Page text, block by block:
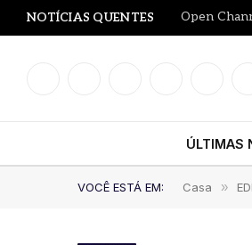
NOTÍCIAS QUENTES Open
ÚLTIMAS
VOCÊ ESTÁ EM: Casa »